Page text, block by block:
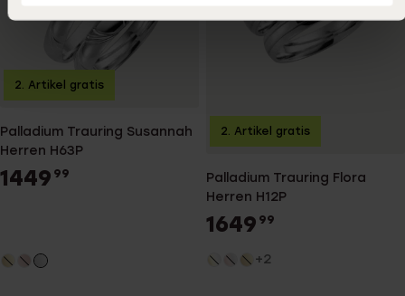
Palladium Trauring Susannah
Herren H63P
1449 99
2. Artikel gratis
Palladium Trauring Flora
Herren H12P
1649 99
+2
2. Artikel gratis